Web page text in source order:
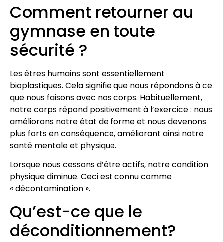
Comment retourner au
gymnase en toute
sécurité ?
Les êtres humains sont essentiellement
bioplastiques. Cela signifie que nous répondons à ce
que nous faisons avec nos corps. Habituellement,
notre corps répond positivement à l’exercice : nous
améliorons notre état de forme et nous devenons
plus forts en conséquence, améliorant ainsi notre
santé mentale et physique.
Lorsque nous cessons d’être actifs, notre condition
physique diminue. Ceci est connu comme
« décontamination ».
Qu’est-ce que le
déconditionnement?